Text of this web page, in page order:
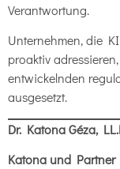
Verantwortung.
Unternehmen, die
proaktiv
entwickelnden
ausgesetzt.
Dr. Katona Géza,
Katona und Partner